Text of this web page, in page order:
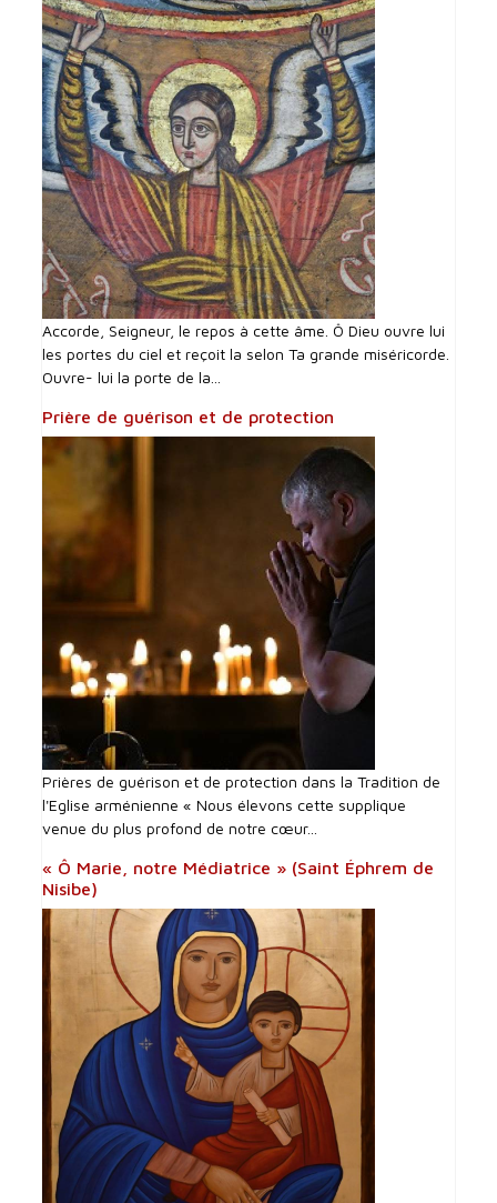
Accorde, Seigneur, le repos à cette âme. Ô Dieu ouvre lui
les portes du ciel et reçoit la selon Ta grande miséricorde.
Ouvre- lui la porte de la...
Prière de guérison et de protection
Prières de guérison et de protection dans la Tradition de
l'Eglise arménienne « Nous élevons cette supplique
venue du plus profond de notre cœur...
« Ô Marie, notre Médiatrice » (Saint Éphrem de
Nisibe)